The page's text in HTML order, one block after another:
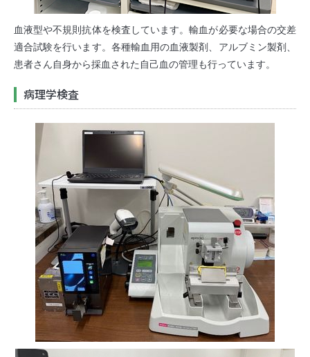
血液型や不規則抗体を検査しています。輸血が必要な場合の交差
適合試験を行います。各種輸血用の血液製剤、アルブミン製剤、
患者さん自身から採血された自己血の管理も行っています。
病理学検査